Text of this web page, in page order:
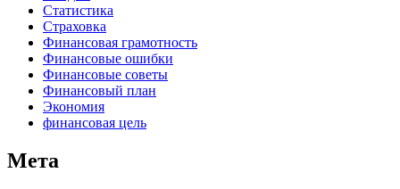
Статистика
Страховка
Финансовая грамотность
Финансовые ошибки
Финансовые советы
Финансовый план
Экономия
финансовая цель
Мета